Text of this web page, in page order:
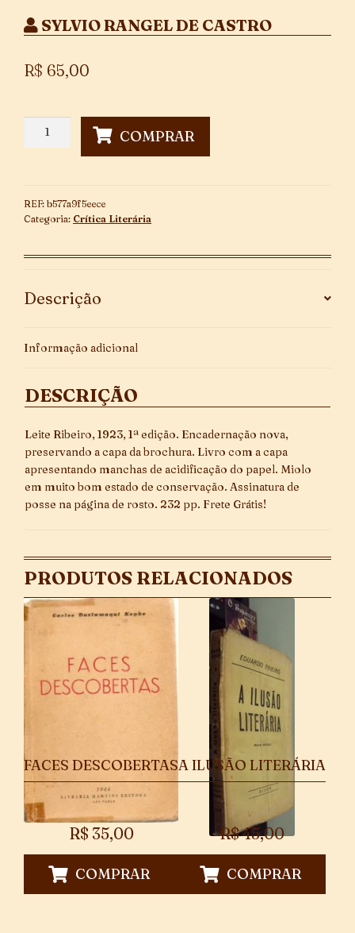
SYLVIO RANGEL DE CASTRO
R$ 65,00
Literatura
1ª
Edição
COMPRAR
REF: b577a9f5eece
Categoria: Crítica Literária
Descrição
Informação adicional
DESCRIÇÃO
Leite Ribeiro, 1923, 1ª edição. Encadernação nova,
preservando a capa da brochura. Livro com a capa
apresentando manchas de acidificação do papel. Miolo
em muito bom estado de conservação. Assinatura de
posse na página de rosto. 232 pp. Frete Grátis!
PRODUTOS RELACIONADOS
FACES DESCOBERTAS
R$ 35,00
COMPRAR
A ILUSÃO LITERÁRIA
R$45,00
COMPRAR